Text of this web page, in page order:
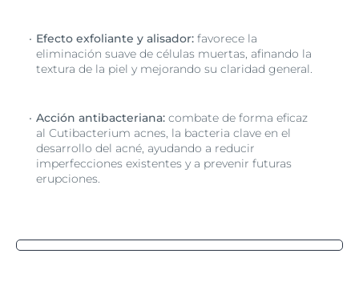
Efecto exfoliante y alisador: favorece la
eliminación suave de células muertas, afinando la
textura de la piel y mejorando su claridad general.
Acción antibacteriana: combate de forma eficaz
al Cutibacterium acnes, la bacteria clave en el
desarrollo del acné, ayudando a reducir
imperfecciones existentes y a prevenir futuras
erupciones.